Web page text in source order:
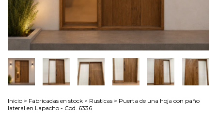
Inicio > Fabricadas en stock > Rusticas > Puerta de una hoja con paño
lateral en Lapacho - Cod. 6336